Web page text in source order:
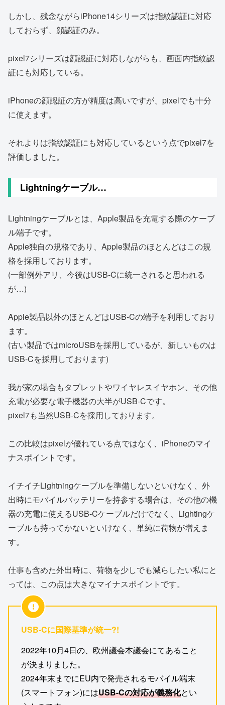
しかし、残念ながらiPhone14シリーズは指紋認証に対応
しておらず、顔認証のみ。
pixel7シリーズは顔認証に対応しながらも、画面内指紋認
証にも対応している。
iPhoneの顔認証の方が精度は高いですが、pixelでも十分
に使えます。
それよりは指紋認証にも対応しているという点でpixel7を
評価しました。
Lightningケーブル…
Lightningケーブルとは、Apple製品を充電する際のケーブ
ル端子です。
Apple独自の規格であり、Apple製品のほとんどはこの規
格を採用しております。
(一部例外アリ、今後はUSB-Cに統一されると思われる
が…)
Apple製品以外のほとんどはUSB-Cの端子を利用しており
ます。
(古い製品ではmicroUSBを採用しているが、新しいものは
USB-Cを採用しております)
我が家の場合もタブレットやワイヤレスイヤホン、その他
充電が必要な電子機器の大半がUSB-Cです。
pixel7も当然USB-Cを採用しております。
この比較はpixelが優れている点ではなく、iPhoneのマイ
ナスポイントです。
イチイチLightningケーブルを準備しないといけなく、外
出時にモバイルバッテリーを持参する場合は、その他の機
器の充電に使えるUSB-Cケーブルだけでなく、Lightingケ
ーブルも持ってかないといけなく、単純に荷物が増えま
す。
仕事も含めた外出時に、荷物を少しでも減らしたい私にと
っては、この点は大きなマイナスポイントです。
USB-Cに国際基準が統一?!
2022年10月4日の、欧州議会本議会にてあること
が決まりました。
2024年末までにEU内で発売されるモバイル端末
(スマートフォン)にはUSB-Cの対応が義務化とい